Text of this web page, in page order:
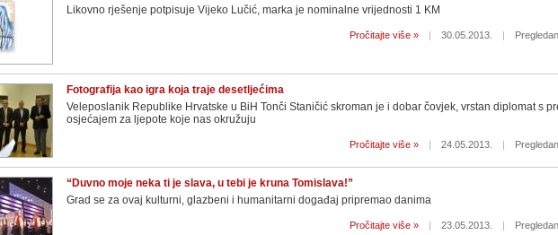
Likovno rješenje potpisuje Vijeko Lučić, marka je nominalne vrijednosti 1 KM
Pročitajte više » | 30.05.2013. |
Fotografija kao igra koja traje desetljećima
Veleposlanik Republike Hrvatske u BiH Tonči Staničić skroman je i dobar čovjek, vrstan diplomat s
osjećajem za ljepote koje nas okružuju
Pročitajte više » | 24.05.2013. |
“Duvno moje neka ti je slava, u tebi je kruna Tomislava!”
Grad se za ovaj kulturni, glazbeni i humanitarni događaj pripremao danima
Pročitajte više » | 23.05.2013. |